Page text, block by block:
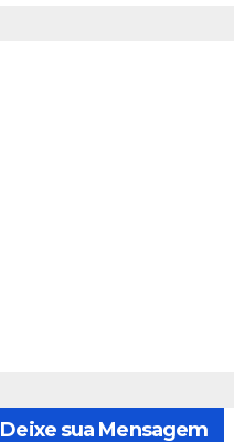
Deixe sua Mensagem